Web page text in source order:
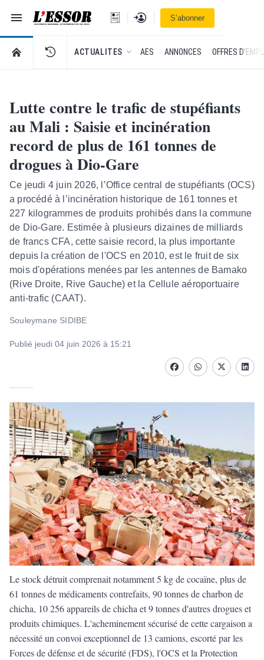
Navigation
L'Essor - retour à la une
Se connecterS’abonner
RETOUR À LA PAGE D’ACCUEIL DE L'ESSOR
ACTUALITES AES ANNONCES OFFRES
Lutte contre le trafic de stupéfiants
au Mali : Saisie et incinération
record de plus de 161 tonnes de
drogues à Dio-Gare
​Ce jeudi 4 juin 2026, l’Office central de stupéfiants (OCS)
a procédé à l’incinération historique de 161 tonnes et
227 kilogrammes de produits prohibés dans la commune
de Dio-Gare. Estimée à plusieurs dizaines de milliards
de francs CFA, cette saisie record, la plus importante
depuis la création de l'OCS en 2010, est le fruit de six
mois d'opérations menées par les antennes de Bamako
(Rive Droite, Rive Gauche) et la Cellule aéroportuaire
anti-trafic (CAAT).
Souleymane SIDIBE
Publié jeudi 04 juin 2026 à 15:21
FacebookwhatsappTwitter
Le stock détruit comprenait notamment 5 kg de cocaïne, plus de
61 tonnes de médicaments contrefaits, 90 tonnes de charbon de
chicha, 10 256 appareils de chicha et 9 tonnes d'autres drogues et
produits chimiques. L'acheminement sécurisé de cette cargaison a
nécessité un convoi exceptionnel de 13 camions, escorté par les
Forces de défense et de sécurité (FDS), l'OCS et la Protection